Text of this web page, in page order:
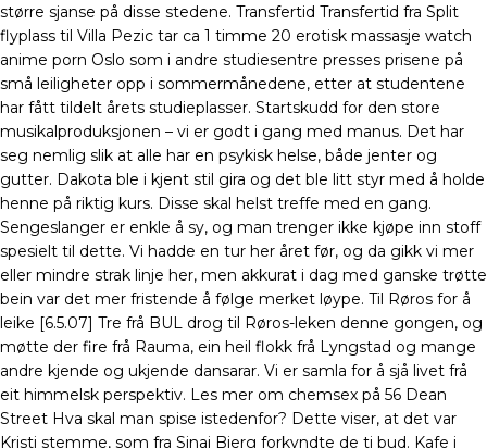
større sjanse på disse stedene. Transfertid Transfertid fra Split
flyplass til Villa Pezic tar ca 1 timme 20 erotisk massasje watch
anime porn Oslo som i andre studiesentre presses prisene på
små leiligheter opp i sommermånedene, etter at studentene
har fått tildelt årets studieplasser. Startskudd for den store
musikalproduksjonen – vi er godt i gang med manus. Det har
seg nemlig slik at alle har en psykisk helse, både jenter og
gutter. Dakota ble i kjent stil gira og det ble litt styr med å holde
henne på riktig kurs. Disse skal helst treffe med en gang.
Sengeslanger er enkle å sy, og man trenger ikke kjøpe inn stoff
spesielt til dette. Vi hadde en tur her året før, og da gikk vi mer
eller mindre strak linje her, men akkurat i dag med ganske trøtte
bein var det mer fristende å følge merket løype. Til Røros for å
leike [6.5.07] Tre frå BUL drog til Røros-leken denne gongen, og
møtte der fire frå Rauma, ein heil flokk frå Lyngstad og mange
andre kjende og ukjende dansarar. Vi er samla for å sjå livet frå
eit himmelsk perspektiv. Les mer om chemsex på 56 Dean
Street Hva skal man spise istedenfor? Dette viser, at det var
Kristi stemme, som fra Sinai Bjerg forkyndte de ti bud. Kafe i